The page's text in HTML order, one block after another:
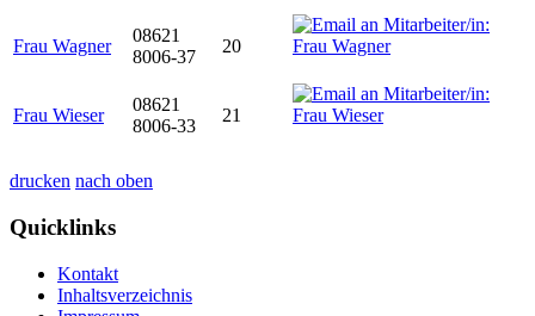
Frau Wagner
08621
8006-37
20
Frau Wieser
08621
8006-33
21
drucken nach oben
Quicklinks
Kontakt
Inhaltsverzeichnis